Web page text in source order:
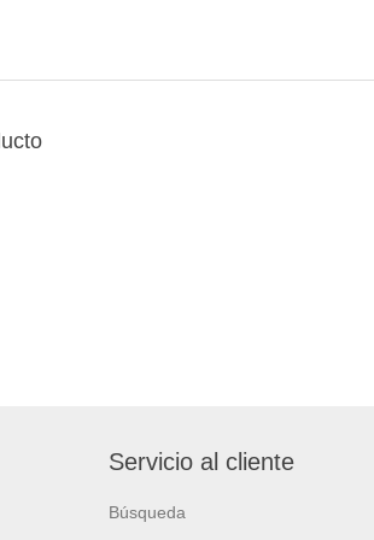
Servicio al cliente
Búsqueda